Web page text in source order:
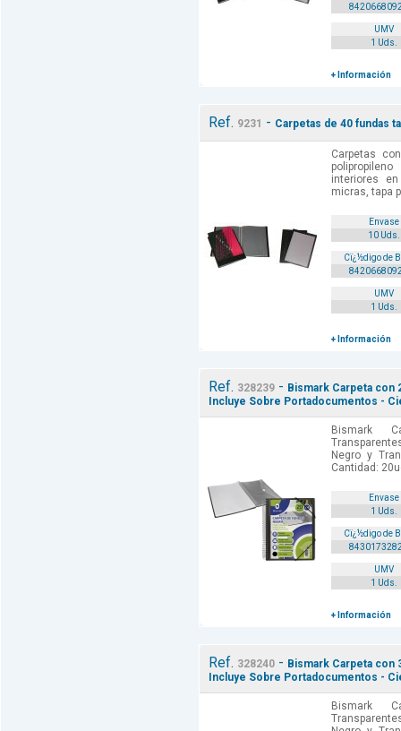
UMV
1 Uds.
+ Información
Ref. 9231 - Carpetas de 40 fundas
Carpetas
interiores
micras, tapa
Envase
10 Uds.
Cï¿½digo de
UMV
1 Uds.
+ Información
Ref. 328239 - Bismark Carpeta con
Incluye Sobre Portadocumentos -
Bismark
Negro y
Cantidad:
Envase
1 Uds.
Cï¿½digo de
UMV
1 Uds.
+ Información
Ref. 328240 - Bismark Carpeta con
Incluye Sobre Portadocumentos -
Bismark